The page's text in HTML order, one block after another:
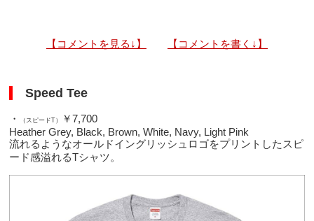
【コメントを見る↓】 【コメントを書く↓】
Speed Tee
・ （スピードT）
￥7,700
Heather Grey, Black, Brown, White, Navy, Light Pink
流れるようなオールドイングリッシュロゴをプリントしたスピ
ード感溢れるTシャツ。